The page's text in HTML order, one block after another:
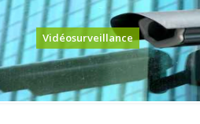
Vidéosurveillance